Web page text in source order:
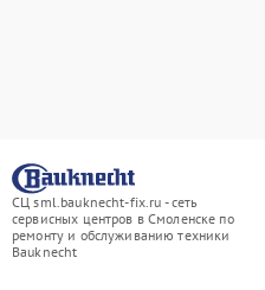
СЦ sml.bauknecht-fix.ru - сеть
сервисных центров в Смоленске по
ремонту и обслуживанию техники
Bauknecht